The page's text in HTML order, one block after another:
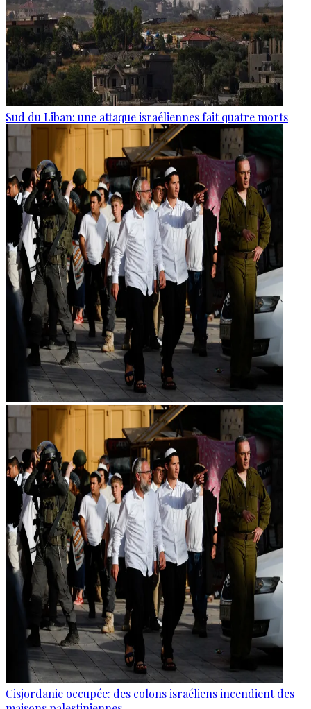
Sud du Liban: une attaque israéliennes fait quatre morts
Cisjordanie occupée: des colons israéliens incendient des